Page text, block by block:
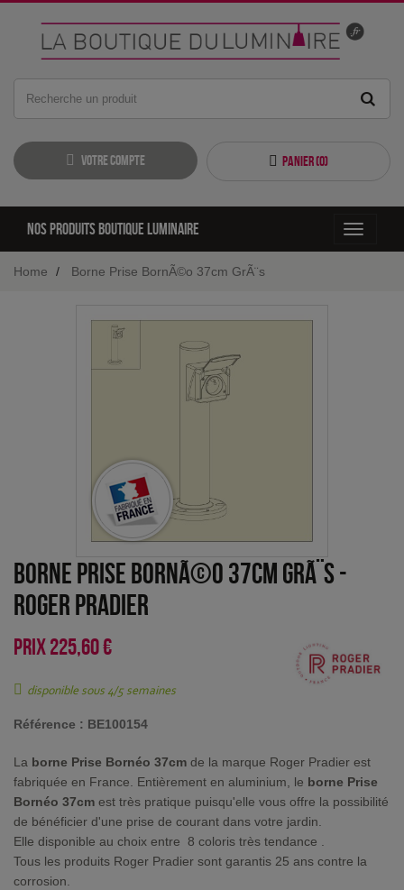
Votre compte Panier (0)
Toggle
Nos produits boutique luminaire
Home Borne Prise BornÃ©o 37cm GrÃ¨s
Borne Prise BornÃ©o 37cm GrÃ¨s-
Roger Pradier
PRIX225,60 €
disponible sous 4/5 semaines
Référence : BE100154
La borne Prise Bornéo 37cm de la marque Roger Pradier est
fabriquée en France. Entièrement en aluminium, le borne Prise
Bornéo 37cm est très pratique puisqu'elle vous offre la possibilité
de bénéficier d'une prise de courant dans votre jardin.
Elle disponible au choix entre 8 coloris très tendance .
Tous les produits Roger Pradier sont garantis 25 ans contre la
corrosion.